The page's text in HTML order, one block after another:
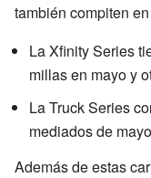
también compiten
La Xfinity Series
millas en mayo y
La Truck Series
mediados de
Además de estas